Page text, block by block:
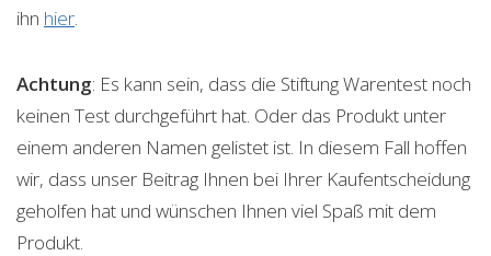
ihn hier.
Achtung: Es kann sein, dass die Stiftung Warentest noch
keinen Test durchgeführt hat. Oder das Produkt unter
einem anderen Namen gelistet ist. In diesem Fall hoffen
wir, dass unser Beitrag Ihnen bei Ihrer Kaufentscheidung
geholfen hat und wünschen Ihnen viel Spaß mit dem
Produkt.